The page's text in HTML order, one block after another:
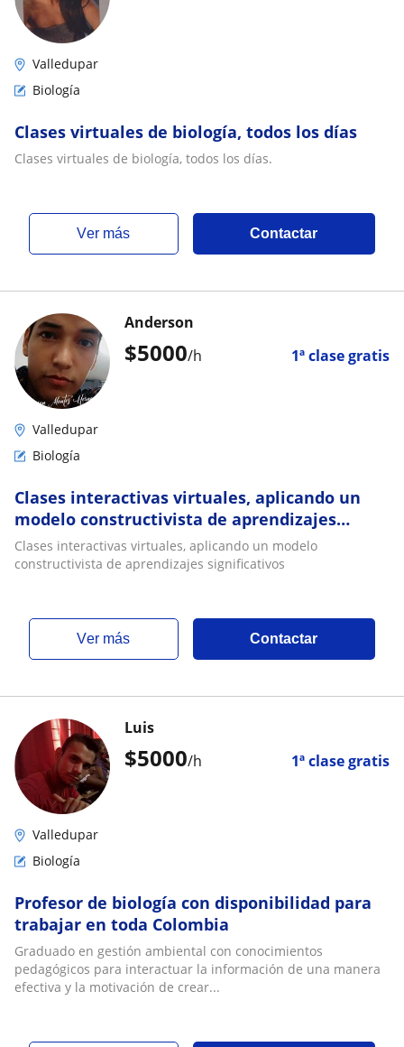
Valledupar
Biología
Clases virtuales de biología, todos los días
Clases virtuales de biología, todos los días.
ver más Contactar
$5000/h 1ª clase gratis
Anderson
Valledupar
Biología
Clases interactivas virtuales, aplicando un
modelo constructivista de aprendizajes
significativos
Clases interactivas virtuales, aplicando un modelo
constructivista de aprendizajes significativos
ver más Contactar
$5000/h 1ª clase gratis
Luis
Valledupar
Biología
Profesor de biología con disponibilidad para
trabajar en toda Colombia
Graduado en gestión ambiental con conocimientos
pedagógicos para interactuar la información de una manera
efectiva y la motivación de crear...